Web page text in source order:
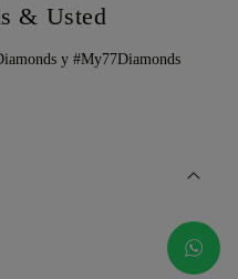
& Usted
y #My77Diamonds